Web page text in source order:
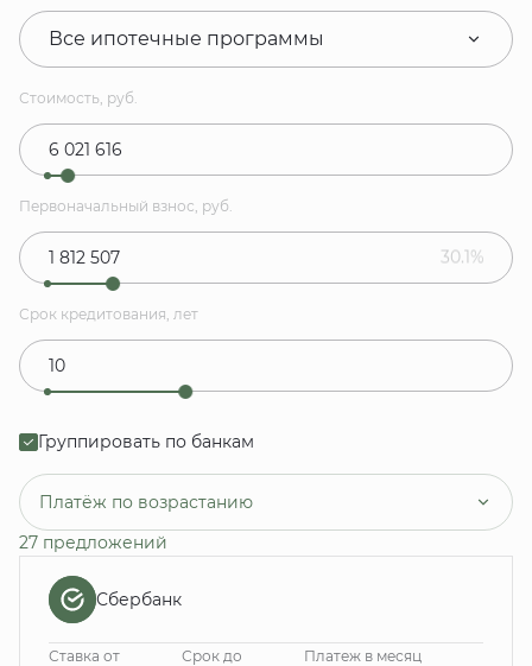
Все ипотечные программы
Стоимость, руб.
Первоначальный взнос, руб.
30.1%
Срок кредитования, лет
Группировать по банкам
Платёж по возрастанию
27 предложений
Сбербанк
Ставка от Срок до Платеж в месяц